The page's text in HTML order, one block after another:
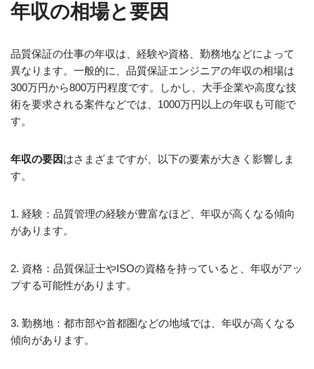
年収の相場と要因
品質保証の仕事の年収は、経験や資格、勤務地などによって
異なります。一般的に、品質保証エンジニアの年収の相場は
300万円から800万円程度です。しかし、大手企業や高度な技
術を要求される案件などでは、1000万円以上の年収も可能で
す。
年収の要因はさまざまですが、以下の要素が大きく影響しま
す。
1. 経験：品質管理の経験が豊富なほど、年収が高くなる傾向
があります。
2. 資格：品質保証士やISOの資格を持っていると、年収がアッ
プする可能性があります。
3. 勤務地：都市部や首都圏などの地域では、年収が高くなる
傾向があります。